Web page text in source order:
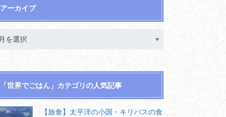
アーカイブ
「世界でごはん」カテゴリの人気記事
【旅食】太平洋の小国・キリバスの食